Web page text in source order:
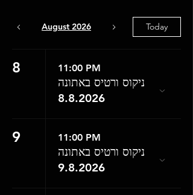
August 2026 Today
8 11:00 PM
ניקוס ורטיס באתונה
8.8.2026
9 11:00 PM
ניקוס ורטיס באתונה
9.8.2026